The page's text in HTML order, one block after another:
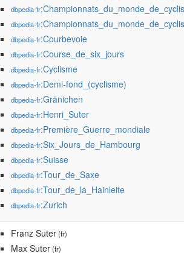
dbpedia-fr
dbpedia-fr
dbpedia-fr:Courbevoie
dbpedia-fr:Course_de_six_jours
dbpedia-fr:Cyclisme
dbpedia-fr:Demi-fond_(cyclisme)
dbpedia-fr:Gränichen
dbpedia-fr:Henri_Suter
dbpedia-fr:Première_Guerre_mondiale
dbpedia-fr:Six_Jours_de_Hambourg
dbpedia-fr:Suisse
dbpedia-fr:Tour_de_Saxe
dbpedia-fr:Tour_de_la_Hainleite
dbpedia-fr:Zurich
Franz Suter(fr)
Max Suter(fr)